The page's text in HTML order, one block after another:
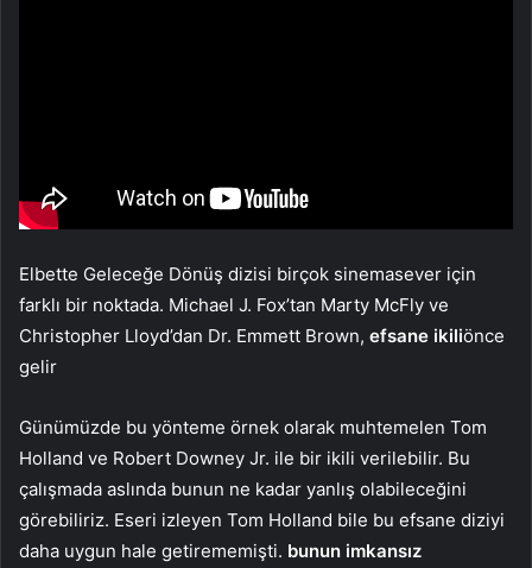
Elbette Geleceğe Dönüş dizisi birçok sinemasever için
farklı bir noktada. Michael J. Fox’tan Marty McFly ve
Christopher Lloyd’dan Dr. Emmett Brown, efsane ikiliönce
gelir
Günümüzde bu yönteme örnek olarak muhtemelen Tom
Holland ve Robert Downey Jr. ile bir ikili verilebilir. Bu
çalışmada aslında bunun ne kadar yanlış olabileceğini
görebiliriz. Eseri izleyen Tom Holland bile bu efsane diziyi
daha uygun hale getirememişti. bunun imkansız